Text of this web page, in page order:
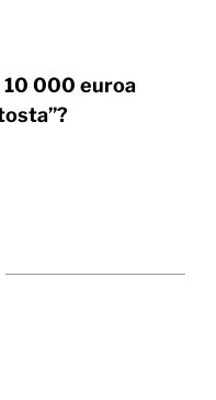
10 000 euroa